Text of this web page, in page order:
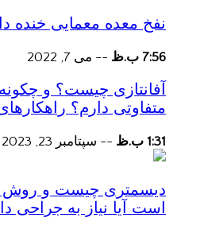
نفخ معده معمایی خنده
7:56 ب.ظ -- می 7, 2022
آفانتازی چیست؟ و
متفاوتی دارم؟
1:31 ب.ظ -- سپتامبر 23, 2023
دیسمتری چیست و روش
است آیا نیاز به جراحی